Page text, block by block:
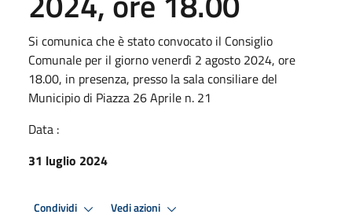
Si comunica che è stato convocato il Consiglio
Comunale per il giorno venerdì 2 agosto 2024, ore
18.00, in presenza, presso la sala consiliare del
Municipio di Piazza 26 Aprile n. 21
Data :
31 luglio 2024
Condividi Vedi azioni